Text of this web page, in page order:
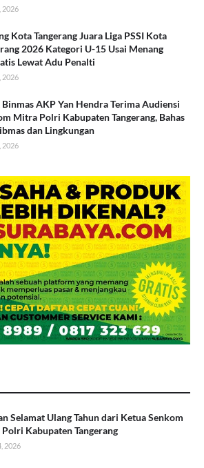
2026
Kota Tangerang Juara Liga PSSI Kota
2026 Kategori U-15 Usai Menang
Lewat Adu Penalti
2026
Binmas AKP Yan Hendra Terima Audiensi
Mitra Polri Kabupaten Tangerang, Bahas
dan Lingkungan
2026
Selamat Ulang Tahun dari Ketua Senkom
Kabupaten Tangerang
2026